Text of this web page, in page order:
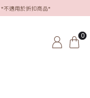
*不適用於折扣商品*
0